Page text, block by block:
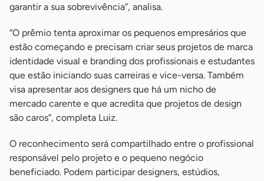
garantir a sua sobrevivência”, analisa.
“O prêmio tenta aproximar os pequenos empresários que
estão começando e precisam criar seus projetos de marca
identidade visual e branding dos profissionais e estudantes
que estão iniciando suas carreiras e vice-versa. Também
visa apresentar aos designers que há um nicho de
mercado carente e que acredita que projetos de design
são caros”, completa Luiz.
O reconhecimento será compartilhado entre o profissional
responsável pelo projeto e o pequeno negócio
beneficiado. Podem participar designers, estúdios,